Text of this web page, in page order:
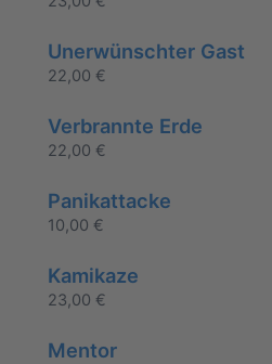
Unerwünschter Gast
22,00 €
Verbrannte Erde
22,00 €
Panikattacke
10,00 €
Kamikaze
23,00 €
Mentor